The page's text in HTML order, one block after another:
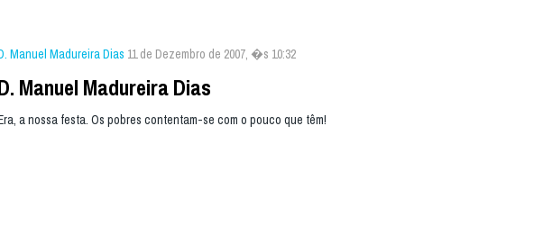
Manuel Madureira Dias 11 de Dezembro de 2007, �s 10:32
Manuel Madureira Dias
a nossa festa. Os pobres contentam-se com o pouco que têm!